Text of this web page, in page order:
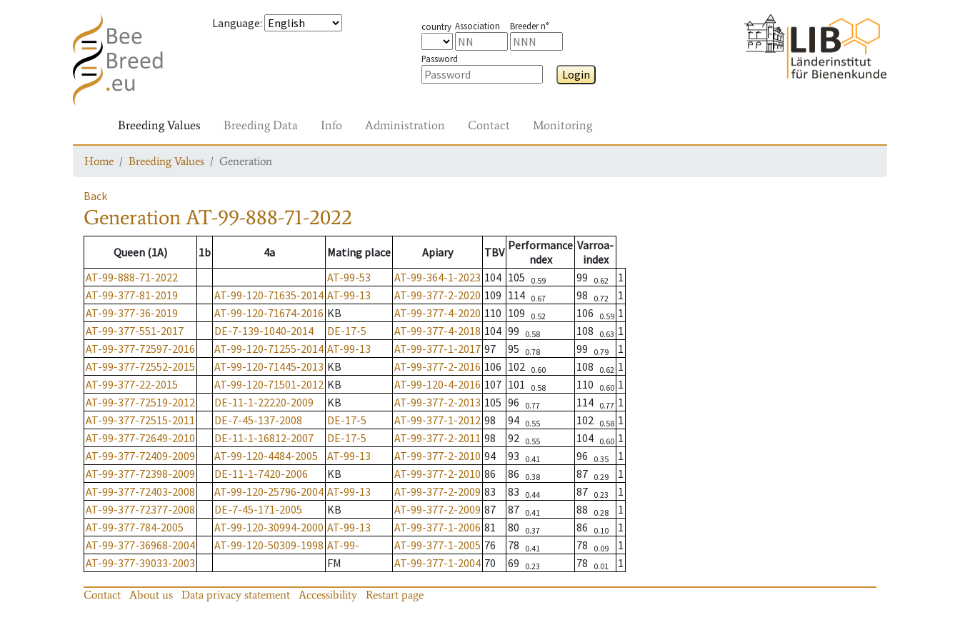
Language: country Association Breeder n°
Password
Login
Breeding Values Breeding Data Info Administration Contact Monitoring
Home Breeding Values Generation
Back
GenerationAT-99-888-71-2022
Queen (1A) 1b 4a Mating place Apiary TBV Performance
ndex
Varroa-
index
AT-99-888-71-2022
AT-99-53 AT-99-364-1-2023 104 105 0.59 99 0.62
1
AT-99-377-81-2019
AT-99-120-71635-2014 AT-99-13 AT-99-377-2-2020 109 114 0.67 98 0.72
1
AT-99-377-36-2019
AT-99-120-71674-2016 KB AT-99-377-4-2020 110 109 0.52 106 0.59 1
AT-99-377-551-2017
DE-7-139-1040-2014 DE-17-5 AT-99-377-4-2018 104 99 0.58 108 0.63 1
AT-99-377-72597-2016
AT-99-120-71255-2014 AT-99-13 AT-99-377-1-2017 97 95 0.78 99 0.79
1
AT-99-377-72552-2015
AT-99-120-71445-2013 KB AT-99-377-2-2016 106 102 0.60 108 0.62 1
AT-99-377-22-2015
AT-99-120-71501-2012 KB AT-99-120-4-2016 107 101 0.58 110 0.60 1
AT-99-377-72519-2012
DE-11-1-22220-2009 KB AT-99-377-2-2013 105 96 0.77 114 0.77 1
AT-99-377-72515-2011
DE-7-45-137-2008 DE-17-5 AT-99-377-1-2012 98 94 0.55 102 0.58 1
AT-99-377-72649-2010
DE-11-1-16812-2007 DE-17-5 AT-99-377-2-2011 98 92 0.55 104 0.60 1
AT-99-377-72409-2009
AT-99-120-4484-2005 AT-99-13 AT-99-377-2-2010 94 93 0.41 96 0.35
1
AT-99-377-72398-2009
DE-11-1-7420-2006 KB AT-99-377-2-2010 86 86 0.38 87 0.29
1
AT-99-377-72403-2008
AT-99-120-25796-2004 AT-99-13 AT-99-377-2-2009 83 83 0.44 87 0.23
1
AT-99-377-72377-2008
DE-7-45-171-2005 KB AT-99-377-2-2009 87 87 0.41 88 0.28
1
AT-99-377-784-2005
AT-99-120-30994-2000 AT-99-13 AT-99-377-1-2006 81 80 0.37 86 0.10
1
AT-99-377-36968-2004
AT-99-120-50309-1998 AT-99- AT-99-377-1-2005 76 78 0.41 78 0.09
1
AT-99-377-39033-2003
FM AT-99-377-1-2004 70 69 0.23 78 0.01 1
Contact About us Data privacy statement Accessibility Restart page